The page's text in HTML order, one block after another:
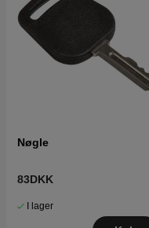
Nøgle
83DKK
I lager